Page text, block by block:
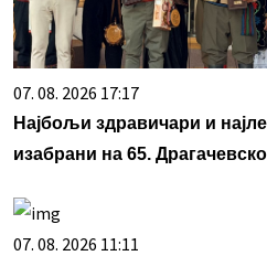
07. 08. 2026 17:17
Најбољи здравичари и
изабрани на 65.
07. 08. 2026 11:11